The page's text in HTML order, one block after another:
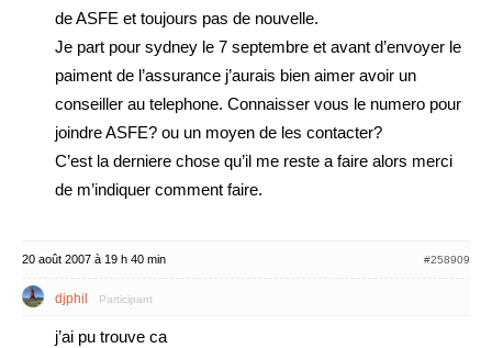
de ASFE et toujours pas de nouvelle.
Je part pour sydney le 7 septembre et avant d’envoyer le
paiment de l’assurance j’aurais bien aimer avoir un
conseiller au telephone. Connaisser vous le numero pour
joindre ASFE? ou un moyen de les contacter?
C’est la derniere chose qu’il me reste a faire alors merci
de m’indiquer comment faire.
20 août 2007 à 19 h 40 min #258909
djphil Participant
j’ai pu trouve ca